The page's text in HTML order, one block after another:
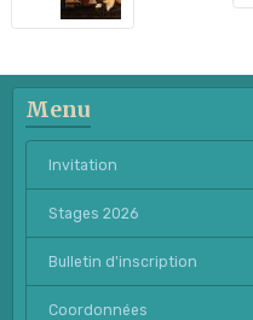
Menu
Invitation
Stages 2026
Bulletin d'inscription
Coordonnées